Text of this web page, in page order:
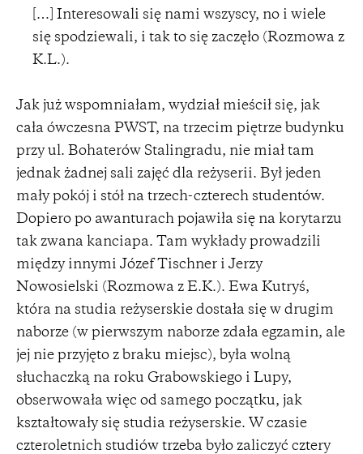
[…] Interesowali się nami wszyscy, no i wiele
się spodziewali, i tak to się zaczęło (Rozmowa z
K.L.).
Jak już wspomniałam, wydział mieścił się, jak
cała ówczesna PWST, na trzecim piętrze budynku
przy ul. Bohaterów Stalingradu, nie miał tam
jednak żadnej sali zajęć dla reżyserii. Był jeden
mały pokój i stół na trzech-czterech studentów.
Dopiero po awanturach pojawiła się na korytarzu
tak zwana kanciapa. Tam wykłady prowadzili
między innymi Józef Tischner i Jerzy
Nowosielski (Rozmowa z E.K.). Ewa Kutryś,
która na studia reżyserskie dostała się w drugim
naborze (w pierwszym naborze zdała egzamin, ale
jej nie przyjęto z braku miejsc), była wolną
słuchaczką na roku Grabowskiego i Lupy,
obserwowała więc od samego początku, jak
kształtowały się studia reżyserskie. W czasie
czteroletnich studiów trzeba było zaliczyć cztery